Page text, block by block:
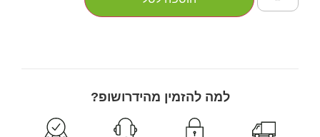
למה להזמין מהידרושופ?